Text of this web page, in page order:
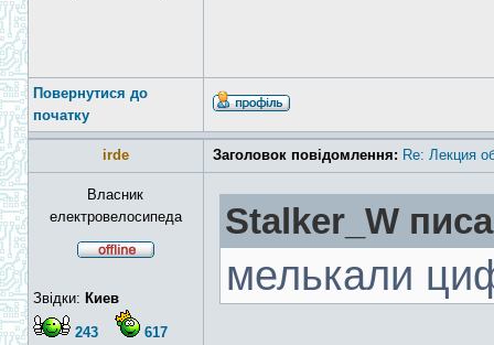
Повернутися до
початку
irde Заголовок повідомлення: Re: Лекция
Власник
електровелосипеда
Звідки: Киев
243
617
Stalker_W
мелькали